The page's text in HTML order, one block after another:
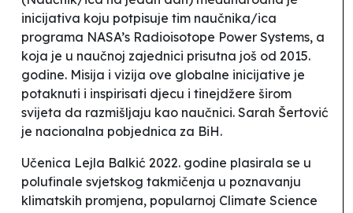
inicijativa koju potpisuje tim naučnika/ica
programa NASA’s Radioisotope Power Systems, a
koja je u naučnoj zajednici prisutna još od 2015.
godine. Misija i vizija ove globalne inicijative je
potaknuti i inspirisati djecu i tinejdžere širom
svijeta da razmišljaju kao naučnici. Sarah Šertović
je nacionalna pobjednica za BiH.
Učenica Lejla Balkić 2022. godine plasirala se u
polufinale svjetskog takmičenja u poznavanju
klimatskih promjena, popularnoj Climate Science